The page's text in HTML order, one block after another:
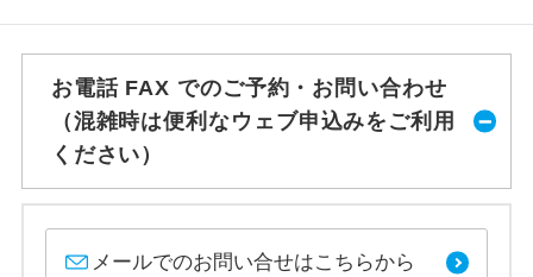
お電話 FAX でのご予約・お問い合わせ
（混雑時は便利なウェブ申込みをご利用
ください）
メールでのお問い合せはこちらから